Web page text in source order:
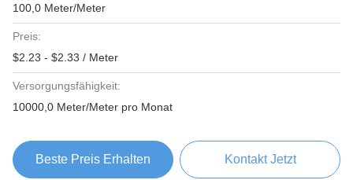
100,0 Meter/Meter
Preis:
$2.23 - $2.33 / Meter
Versorgungsfähigkeit:
10000,0 Meter/Meter pro Monat
Beste Preis Erhalten Kontakt Jetzt